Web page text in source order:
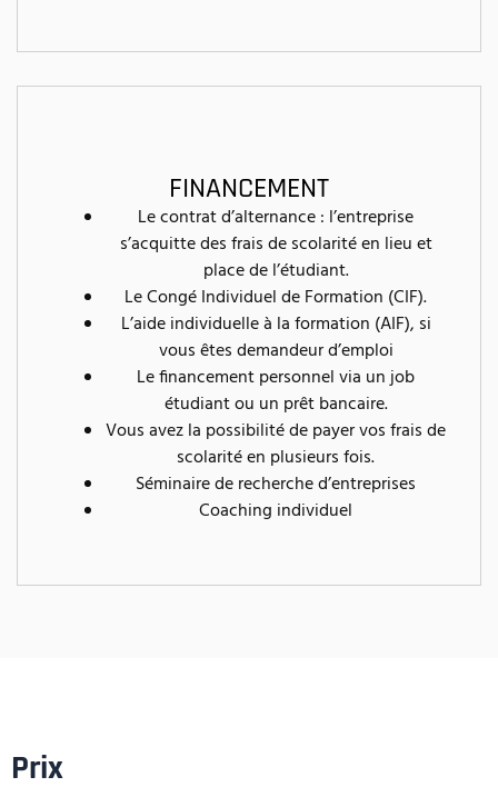
FINANCEMENT
Le contrat d’alternance : l’entreprise
s’acquitte des frais de scolarité en lieu et
place de l’étudiant.
Le Congé Individuel de Formation (CIF).
L’aide individuelle à la formation (AIF), si
vous êtes demandeur d’emploi
Le financement personnel via un job
étudiant ou un prêt bancaire.
Vous avez la possibilité de payer vos frais de
scolarité en plusieurs fois.
Séminaire de recherche d’entreprises
Coaching individuel
Prix